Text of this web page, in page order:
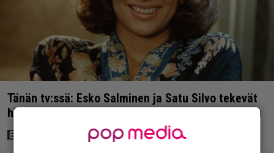
Tänän tv:ssä: Esko Salminen ja Satu Silvo tekevät
hienot pääroolit vuoden 1984 menestyselokuvassa